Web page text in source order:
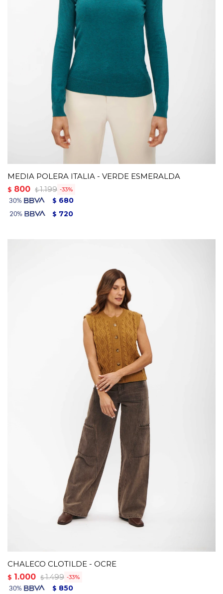
MEDIA POLERA ITALIA - VERDE ESMERALDA
$ 800 $ 1.199 33
$ 680
$ 720
CHALECO CLOTILDE - OCRE
$ 1.000 $ 1.499 33
$ 850